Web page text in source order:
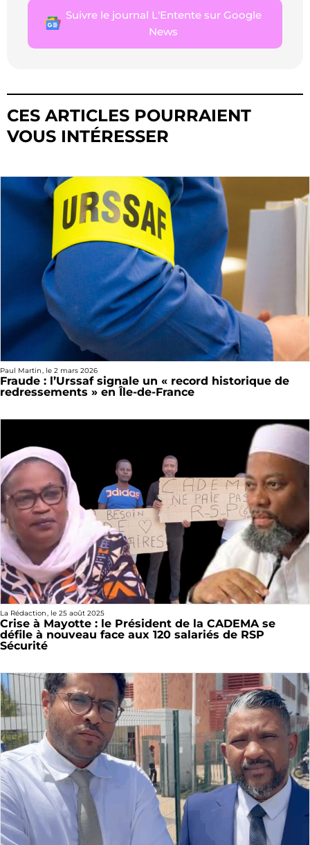
Suivre le journal L'Entente sur Google
News
CES ARTICLES POURRAIENT
VOUS INTÉRESSER
Paul Martin, le 2 mars 2026
Fraude : l’Urssaf signale un « record historique de
redressements » en Île-de-France
La Rédaction, le 25 août 2025
Crise à Mayotte : le Président de la CADEMA se
défile à nouveau face aux 120 salariés de RSP
Sécurité